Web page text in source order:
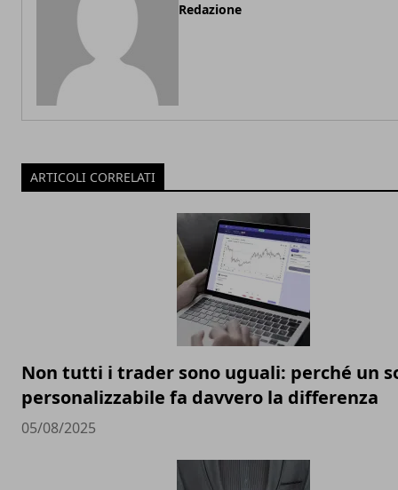
Redazione
ARTICOLI CORRELATI
Non tutti i trader sono uguali: perché un
personalizzabile fa davvero la differenza
05/08/2025